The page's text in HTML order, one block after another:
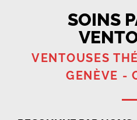
SOINS
VENTOUSES
GENÈVE -